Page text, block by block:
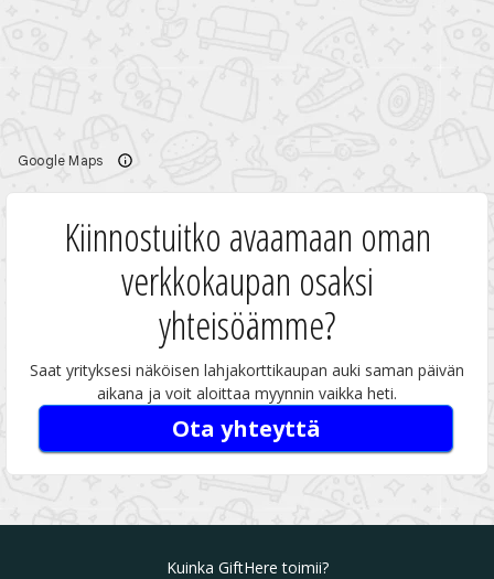
Kiinnostuitko avaamaan oman
verkkokaupan osaksi
yhteisöämme?
Saat yrityksesi näköisen lahjakorttikaupan auki saman päivän
aikana ja voit aloittaa myynnin vaikka heti.
Ota yhteyttä
Kuinka GiftHere toimii?